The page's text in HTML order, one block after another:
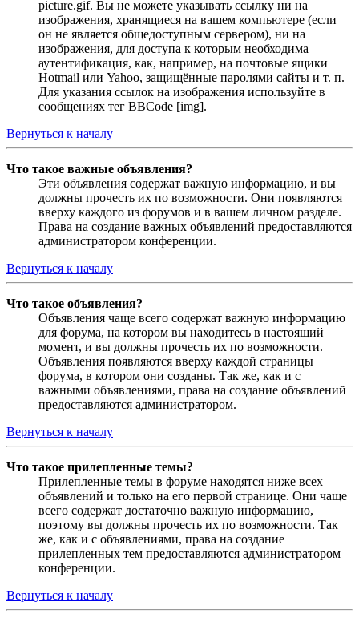
picture.gif. Вы не можете указывать ссылку ни на
изображения, хранящиеся на вашем компьютере (если
он не является общедоступным сервером), ни на
изображения, для доступа к которым необходима
аутентификация, как, например, на почтовые ящики
Hotmail или Yahoo, защищённые паролями сайты и т. п.
Для указания ссылок на изображения используйте в
сообщениях тег BBCode [img].
Вернуться к началу
Что такое важные объявления?
Эти объявления содержат важную информацию, и вы
должны прочесть их по возможности. Они появляются
вверху каждого из форумов и в вашем личном разделе.
Права на создание важных объявлений предоставляются
администратором конференции.
Вернуться к началу
Что такое объявления?
Объявления чаще всего содержат важную информацию
для форума, на котором вы находитесь в настоящий
момент, и вы должны прочесть их по возможности.
Объявления появляются вверху каждой страницы
форума, в котором они созданы. Так же, как и с
важными объявлениями, права на создание объявлений
предоставляются администратором.
Вернуться к началу
Что такое прилепленные темы?
Прилепленные темы в форуме находятся ниже всех
объявлений и только на его первой странице. Они чаще
всего содержат достаточно важную информацию,
поэтому вы должны прочесть их по возможности. Так
же, как и с объявлениями, права на создание
прилепленных тем предоставляются администратором
конференции.
Вернуться к началу